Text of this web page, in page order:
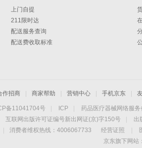
上门自提
211限时达
配送服务查询
配送费收取标准
作招商 商家帮助 营销中心 手机京东
备11041704号 ICP 药品医疗器械网络服务
互联网出版许可证编号新出网证(京)字150号
出
消费者维权热线：4006067733 经营证照
京东旗下网站：